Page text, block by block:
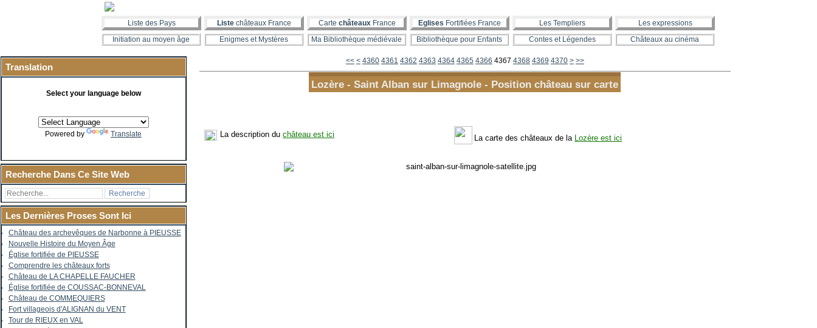
Liste des Pays Liste châteaux France Carte châteauxFrance Eglises Fortifiées France Les Templiers
Les expressions
Initiation au moyen âge
Enigmes et Mystères Ma Bibliothèque médiévale Bibliothèque pour Enfants Contes et Légendes Châteaux au cinéma
Translation
Select your language below
Powered by Translate
Recherche Dans Ce Site Web
Les Dernières Proses Sont Ici
Château des archevêques de Narbonne à PIEUSSE
Nouvelle Histoire du Moyen Âge
Église fortifiée de PIEUSSE
Comprendre les châteaux forts
Château de LA CHAPELLE FAUCHER
Église fortifiée de COUSSAC-BONNEVAL
Château de COMMEQUIERS
Fort villageois d'ALIGNAN du VENT
Tour de RIEUX en VAL
<< < 4300
4310
4320
4330
4340
4350
4360 4361 4362 4363 4364 4365 4366 4367 4368 4369 4370 4380
4390
4400
4500
4600
4700
4800
4900
5000
5100
5200
5300
5400
5500
5600
> >>
Lozère - Saint Alban sur Limagnole - Position château sur carte
La description duchâteau est ici La carte des châteaux de la Lozère est ici